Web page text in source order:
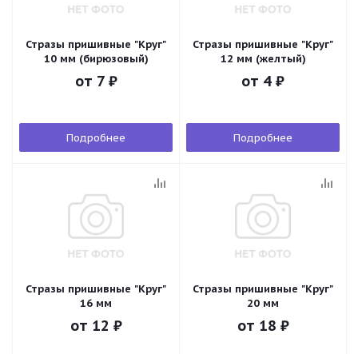
Стразы пришивные "Круг"
10 мм (бирюзовый)
от 7 ₽
Подробнее
Стразы пришивные "Круг"
12 мм (желтый)
от 4 ₽
Подробнее
Стразы пришивные "Круг"
16 мм
от 12 ₽
Стразы пришивные "Круг"
20 мм
от 18 ₽